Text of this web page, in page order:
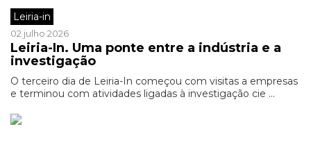
Leiria-in
02 julho 2026
Leiria-In. Uma ponte entre a indústria e a
investigação
O terceiro dia de Leiria-In começou com visitas a empresas
e terminou com atividades ligadas à investigação cie ...